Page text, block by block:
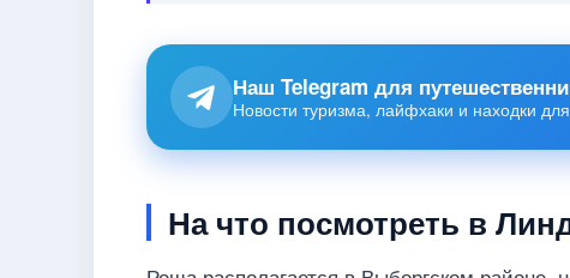
Наш Telegram для
Новости туризма, лайфхаки и находки
На что посмотреть в